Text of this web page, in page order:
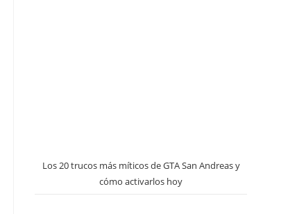
Los 20 trucos más míticos de GTA San Andreas y
cómo activarlos hoy